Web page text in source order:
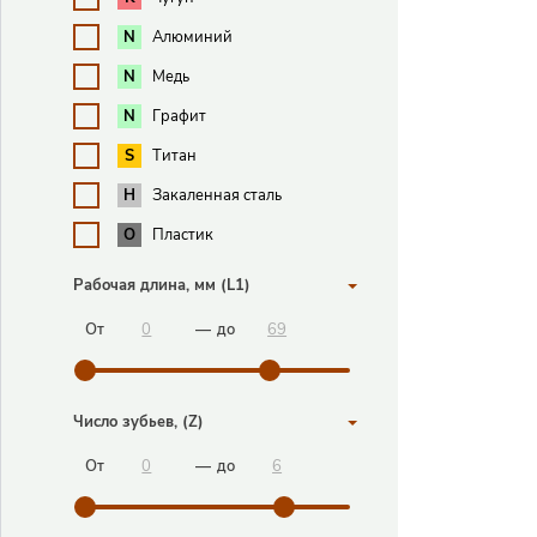
N
Алюминий
N
Медь
N
Графит
S
Титан
H
Закаленная сталь
О
Пластик
Рабочая длина, мм (L1)
От — до
Число зубьев, (Z)
От — до